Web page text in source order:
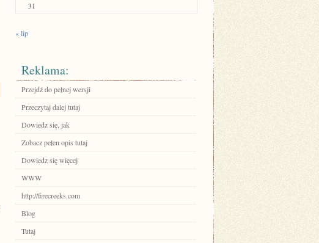
31
« lip
Reklama:
Przejdź do pełnej wersji
Przeczytaj dalej tutaj
Dowiedz się, jak
Zobacz pełen opis tutaj
Dowiedz się więcej
WWW
http://firecreeks.com
Blog
Tutaj